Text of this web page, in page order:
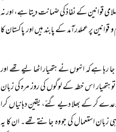
قوانین کے نفاذ کی ضمانت دیتا ہے، اور نہ
پر عملدرآمد کے پابند ہیں اور پاکستان کا
ہے کہ انہوں نے ہتھیار اٹھا لیے تھے اور
اس خطہ کے لوگوں کی روز مرہ کی زبان
کر کے بھلا دیے گئے، یقین دہانیاں کرا
استعمال کی جو وہ جانتے تھے۔ ان کا یہ